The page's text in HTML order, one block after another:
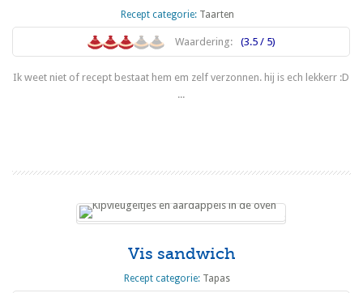
Recept categorie: Taarten
Waardering: (3.5 / 5)
Ik weet niet of recept bestaat hem em zelf verzonnen. hij is ech lekkerr :D
...
Vis sandwich
Recept categorie: Tapas